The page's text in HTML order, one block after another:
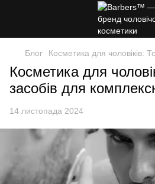
Блог Косметика для чоловіків:
Косметика для
засобів для
14 листопада 2024